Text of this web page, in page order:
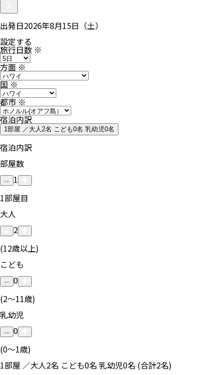
出発日2026年8月15日（土）
設定する
旅行日数 ※
方面※
国※
都市※
宿泊内訳
1部屋 ／大人2名 こども0名 乳幼児0名
宿泊内訳
部屋数
1
1部屋目
大人
2
(12歳以上)
こども
0
(2〜11歳)
乳幼児
0
(0〜1歳)
1部屋 ／大人2名 こども0名 乳幼児0名 (合計2名)